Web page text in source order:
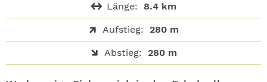
Länge: 8.4 km
Aufstieg: 280 m
Abstieg: 280 m